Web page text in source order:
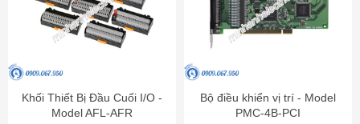
Khối Thiết Bị Đầu Cuối I/O -
Model AFL-AFR
Bộ điều khiển vị trí - Model
PMC-4B-PCI